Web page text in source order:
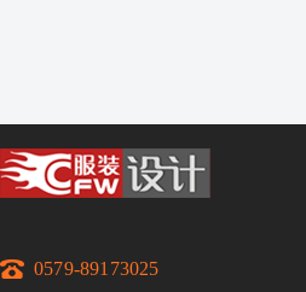
0579-89173025